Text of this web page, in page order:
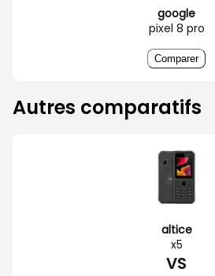
google
pixel 8 pro
Comparer
Autres comparatifs
altice
x5
VS